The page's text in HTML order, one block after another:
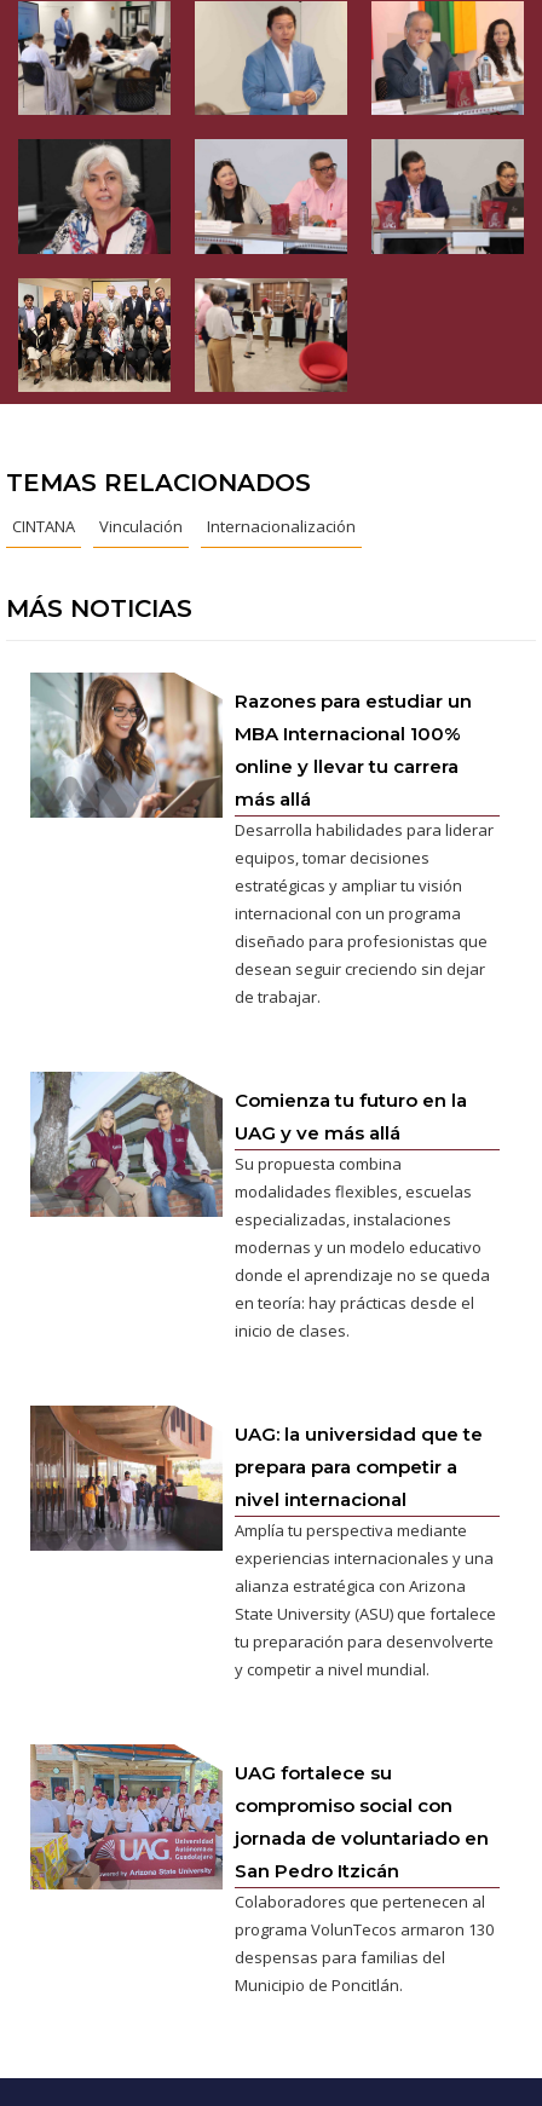
TEMAS RELACIONADOS
CINTANA Vinculación Internacionalización
MÁS NOTICIAS
Razones para estudiar un
MBA Internacional 100%
online y llevar tu carrera
más allá
Desarrolla habilidades para liderar
equipos, tomar decisiones
estratégicas y ampliar tu visión
internacional con un programa
diseñado para profesionistas que
desean seguir creciendo sin dejar
de trabajar.
Comienza tu futuro en la
UAG y ve más allá
Su propuesta combina
modalidades flexibles, escuelas
especializadas, instalaciones
modernas y un modelo educativo
donde el aprendizaje no se queda
en teoría: hay prácticas desde el
inicio de clases.
UAG: la universidad que te
prepara para competir a
nivel internacional
Amplía tu perspectiva mediante
experiencias internacionales y una
alianza estratégica con Arizona
State University (ASU) que fortalece
tu preparación para desenvolverte
y competir a nivel mundial.
UAG fortalece su
compromiso social con
jornada de voluntariado en
San Pedro Itzicán
Colaboradores que pertenecen al
programa VolunTecos armaron 130
despensas para familias del
Municipio de Poncitlán.